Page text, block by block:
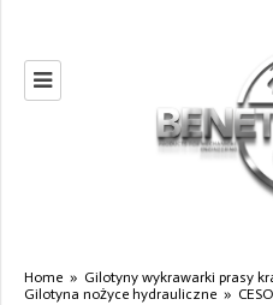
Home » Gilotyny wykrawarki prasy
Gilotyna nożyce hydrauliczne »